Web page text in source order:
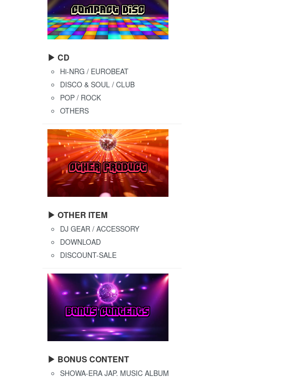
▶ CD
Hi-NRG / EUROBEAT
DISCO & SOUL / CLUB
POP / ROCK
OTHERS
▶ OTHER ITEM
DJ GEAR / ACCESSORY
DOWNLOAD
DISCOUNT-SALE
▶ BONUS CONTENT
SHOWA-ERA JAP. MUSIC ALBUM